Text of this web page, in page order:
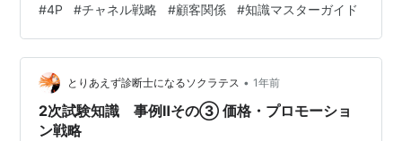
ください。【YouTube】事例Ⅳ 過去問解説シリーズ チャ
ンネル登録もよろしくね♪ ◆目次◆ 7. チャネル戦略を完
全攻略！ 7-1. 新規チャネル開拓 7-2. 既存チャネルの強化
7-3. チャネルの進化 8. 顧客関係…
#4P #チャネル戦略 #顧客関係 #知識マスターガイド
とりあえず診断士になるソクラテス • 1年前
2次試験知識 事例Ⅱその③ 価格・プロモーショ
ン戦略